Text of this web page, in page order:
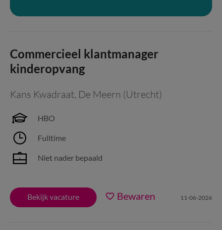
Commercieel klantmanager
kinderopvang
Kans Kwadraat, De Meern (Utrecht)
HBO
Fulltime
Niet nader bepaald
Bekijk vacature Bewaren 11-06-2026